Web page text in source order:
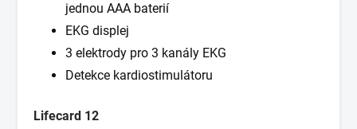
jednou AAA baterií
EKG displej
3 elektrody pro 3 kanály EKG
Detekce kardiostimulátoru
Lifecard 12